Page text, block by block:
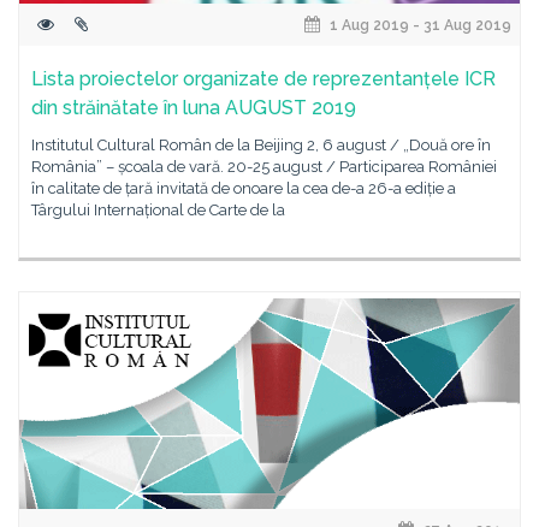
1 Aug 2019 - 31 Aug 2019
Lista proiectelor organizate de reprezentanțele ICR
din străinătate în luna AUGUST 2019
Institutul Cultural Român de la Beijing 2, 6 august / „Două ore în
România” – școala de vară. 20-25 august / Participarea României
în calitate de țară invitată de onoare la cea de-a 26-a ediție a
Târgului Internațional de Carte de la